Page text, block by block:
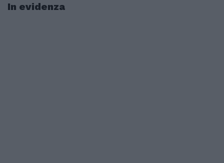
In evidenza